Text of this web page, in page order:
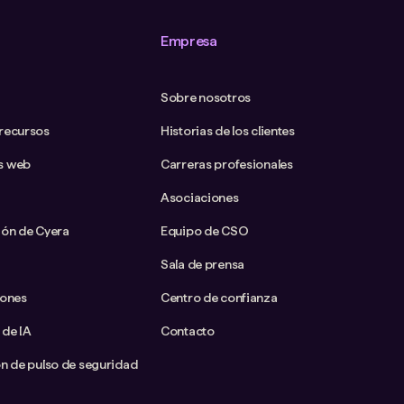
web
de Cyera
IA
de pulso de seguridad
Empresa
Sobre nosotros
Historias de los clientes
Carreras profesionales
Asociaciones
Equipo de CSO
Sala de prensa
Centro de confianza
Contacto